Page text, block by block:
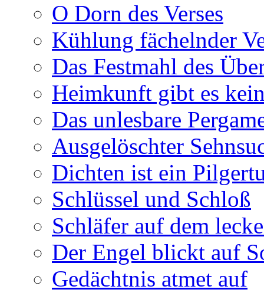
O Dorn des Verses
Kühlung fächelnder
Das Festmahl des
Heimkunft gibt es
Das unlesbare
Ausgelöschter
Dichten ist ein
Schlüssel und Schloß
Schläfer auf dem
Der Engel blickt auf
Gedächtnis atmet auf